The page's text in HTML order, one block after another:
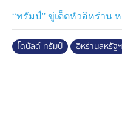
“ทรัมป์” ขู่เด็ดหัวอิหร่าน
โดนัลด์ ทรัมป์ อิหร่านสหรัฐฯ